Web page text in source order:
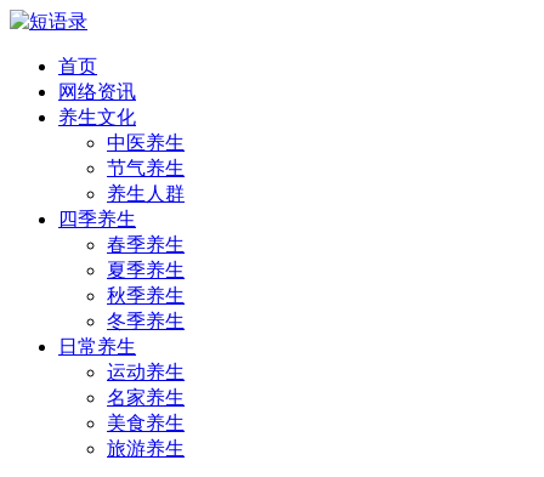
首页
网络资讯
养生文化
中医养生
节气养生
养生人群
四季养生
春季养生
夏季养生
秋季养生
冬季养生
日常养生
运动养生
名家养生
美食养生
旅游养生